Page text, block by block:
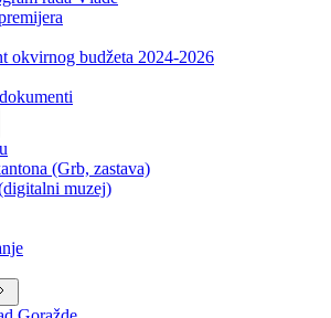
rada Vlade
okvirnog budžeta 2024-2026
(Grb, zastava)
muzej)